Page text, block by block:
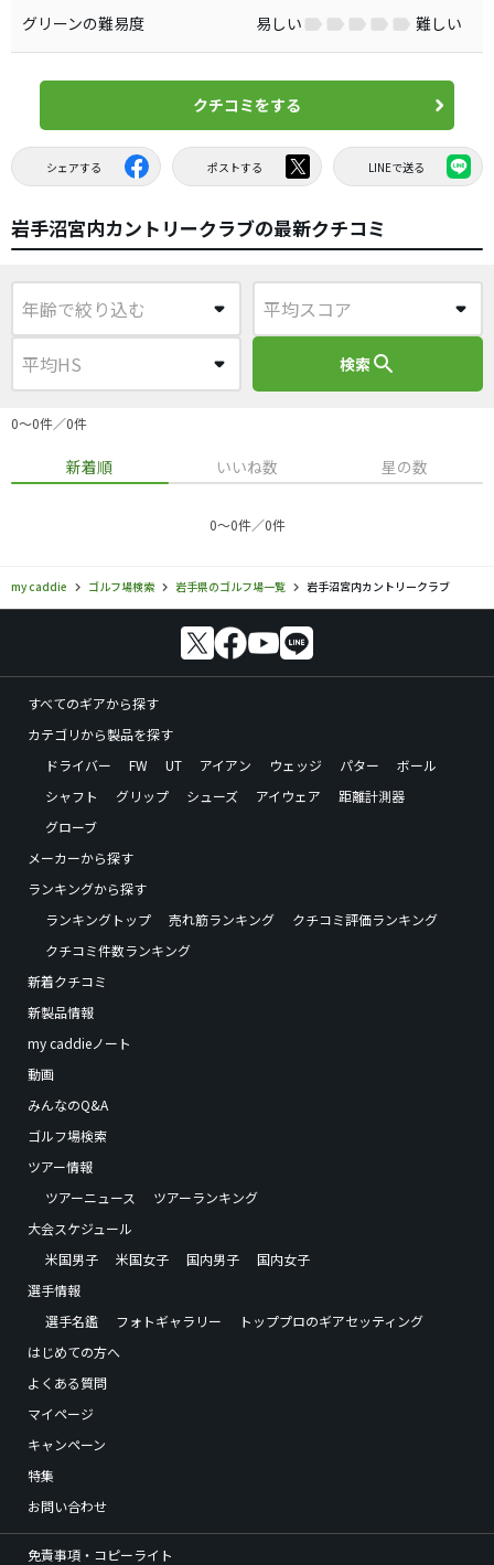
グリーンの難易度
易しい 難しい
クチコミをする
シェアする ポストする LINEで送る
岩手沼宮内カントリークラブの最新クチコミ
検索search
0〜0件／0件
新着順 いいね数 星の数
0〜0件／0件
my caddie ゴルフ場検索 岩手県のゴルフ場一覧 岩手沼宮内カントリークラブ
すべてのギアから探す
カテゴリから製品を探す
ドライバー
FW UT アイアン ウェッジ パター
ボール
シャフト
グリップ シューズ アイウェア
距離計測器
グローブ
メーカーから探す
ランキングから探す
ランキングトップ
売れ筋ランキング
クチコミ評価ランキング
クチコミ件数ランキング
新着クチコミ
新製品情報
my caddieノート
動画
みんなのQ&A
ゴルフ場検索
ツアー情報
ツアーニュース
ツアーランキング
大会スケジュール
米国男子
米国女子 国内男子
国内女子
選手情報
選手名鑑
フォトギャラリー
トッププロのギアセッティング
はじめての方へ
よくある質問
マイページ
キャンペーン
特集
お問い合わせ
免責事項・コピーライト